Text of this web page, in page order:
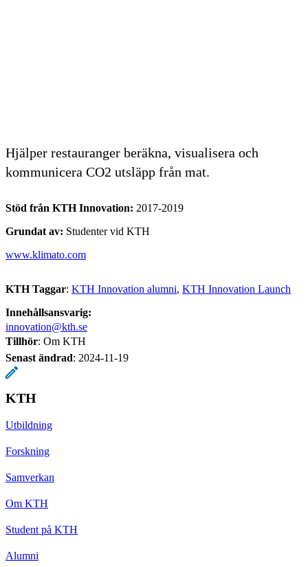
Hjälper restauranger beräkna, visualisera och
kommunicera CO2 utsläpp från mat.
Stöd från KTH Innovation: 2017-2019
Grundat av: Studenter vid KTH
www.klimato.com
KTH Taggar: KTH Innovation alumni KTH Innovation Launch
Innehållsansvarig:
innovation@kth.se
Tillhör: Om KTH
Senast ändrad: 2024-11-19
KTH
Utbildning
Forskning
Samverkan
Om KTH
Student på KTH
Alumni